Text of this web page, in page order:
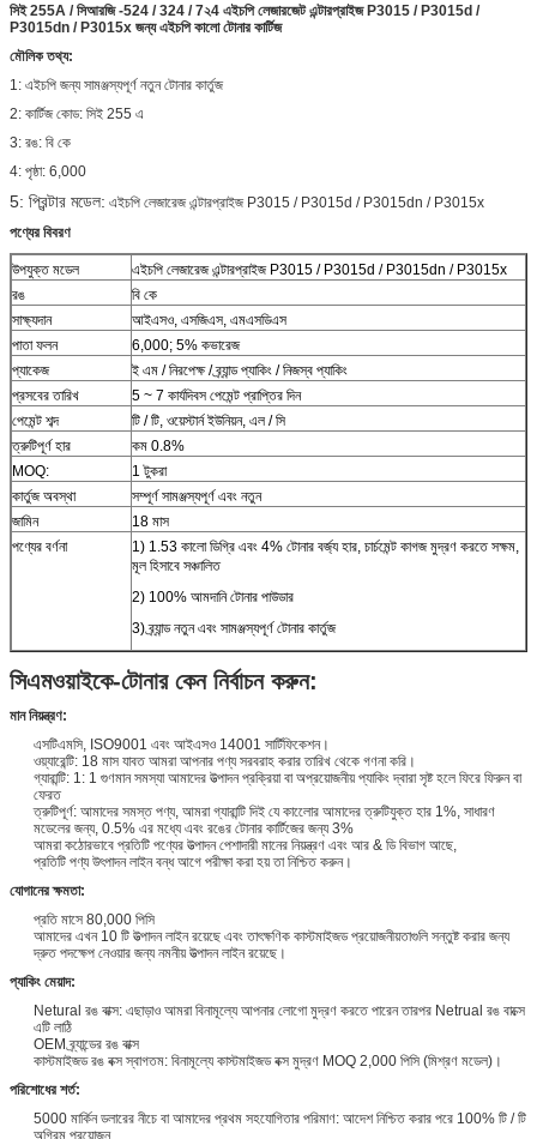
সিই 255A / সিআরজি -524 / 324 / 7২4 এইচপি লেজারজেট এন্টারপ্রাইজ P3015 / P3015d /
P3015dn / P3015x জন্য এইচপি কালো টোনার কার্টিজ
মৌলিক তথ্য:
1: এইচপি জন্য সামঞ্জস্যপূর্ণ নতুন টোনার কার্তুজ
2: কার্টিজ কোড: সিই 255 এ
3: রঙ: বি কে
4: পৃষ্ঠা: 6,000
5: প্রিন্টার মডেল: এইচপি লেজারেজ এন্টারপ্রাইজ P3015 / P3015d / P3015dn / P3015x
পণ্যের বিবরণ
উপযুক্ত মডেল
এইচপি লেজারেজ এন্টারপ্রাইজ P3015 / P3015d / P3015dn / P3015x
রঙ
বি কে
সাক্ষ্যদান
আইএসও, এসজিএস, এমএসডিএস
পাতা ফলন
6,000; 5% কভারেজ
প্যাকেজ
ই এম / নিরপেক্ষ / ব্র্যান্ড প্যাকিং / নিজস্ব প্যাকিং
প্রসবের তারিখ
5 ~ 7 কার্যদিবস পেমেন্ট প্রাপ্তির দিন
পেমেন্ট শব্দ
টি / টি, ওয়েস্টার্ন ইউনিয়ন, এল / সি
ত্রুটিপূর্ণ হার
কম 0.8%
MOQ:
1 টুকরা
কার্তুজ অবস্থা
সম্পূর্ণ সামঞ্জস্যপূর্ণ এবং নতুন
জামিন
18 মাস
পণ্যের বর্ণনা
1) 1.53 কালো ডিগ্রি এবং 4% টোনার বর্জ্য হার, চার্চমেন্ট কাগজ মুদ্রণ করতে সক্ষম,
মূল হিসাবে সঞ্চালিত
2) 100% আমদানি টোনার পাউডার
3) ব্র্যান্ড নতুন এবং সামঞ্জস্যপূর্ণ টোনার কার্তুজ
সিএমওয়াইকে-টোনার কেন নির্বাচন করুন:
মান নিয়ন্ত্রণ:
এসটিএমসি, ISO9001 এবং আইএসও 14001 সার্টিফিকেশন।
ওয়্যারেন্টি: 18 মাস যাবত আমরা আপনার পণ্য সরবরাহ করার তারিখ থেকে গণনা করি।
গ্যারান্টি: 1: 1 গুণমান সমস্যা আমাদের উত্পাদন প্রক্রিয়া বা অপ্রয়োজনীয় প্যাকিং দ্বারা সৃষ্ট হলে ফিরে ফিরুন বা
ফেরত
ত্রুটিপূর্ণ: আমাদের সমস্ত পণ্য, আমরা গ্যারান্টি দিই যে কালোের আমাদের ত্রুটিযুক্ত হার 1%, সাধারণ
মডেলের জন্য, 0.5% এর মধ্যে এবং রঙের টোনার কার্টিজের জন্য 3%
আমরা কঠোরভাবে প্রতিটি পণ্যের উত্পাদন পেশাদারী মানের নিয়ন্ত্রণ এবং আর & ডি বিভাগ আছে,
প্রতিটি পণ্য উৎপাদন লাইন বন্ধ আগে পরীক্ষা করা হয় তা নিশ্চিত করুন।
যোগানের ক্ষমতা:
প্রতি মাসে 80,000 পিসি
আমাদের এখন 10 টি উত্পাদন লাইন রয়েছে এবং তাৎক্ষণিক কাস্টমাইজড প্রয়োজনীয়তাগুলি সন্তুষ্ট করার জন্য
দ্রুত পদক্ষেপ নেওয়ার জন্য নমনীয় উত্পাদন লাইন রয়েছে।
প্যাকিং মেয়াদ:
Netural রঙ বাক্স: এছাড়াও আমরা বিনামূল্যে আপনার লোগো মুদ্রণ করতে পারেন তারপর Netrual রঙ বাক্সে
এটি লাঠি
OEM ব্র্যান্ডের রঙ বাক্স
কাস্টমাইজড রঙ বক্স স্বাগতম: বিনামূল্যে কাস্টমাইজড বক্স মুদ্রণ MOQ 2,000 পিসি (মিশ্রণ মডেল)।
পরিশোধের শর্ত:
5000 মার্কিন ডলারের নীচে বা আমাদের প্রথম সহযোগিতার পরিমাণ: আদেশ নিশ্চিত করার পরে 100% টি / টি
অগ্রিম প্রয়োজন